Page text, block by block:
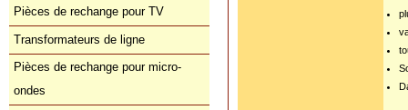
Pièces de rechange pour TV
Transformateurs de ligne
Pièces de rechange pour micro-
ondes